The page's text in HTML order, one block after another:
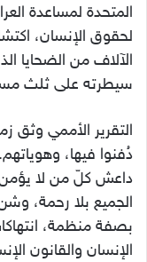
المتحدة لمساعدة
الآلاف من الضحايا
سيطرته على ثلث مساحة
التقرير الأممي وثق
داعش كلّ من لا يؤمن
الجميع بلا رحمة،
بصفة منظمة،
الإنسان والقانون